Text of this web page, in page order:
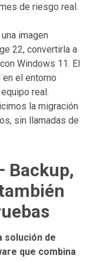
de riesgo real.
imagen
22, convertirla a
Windows 11. El
el entorno
real.
la migración
sin llamadas de
Backup,
solución de
que combina